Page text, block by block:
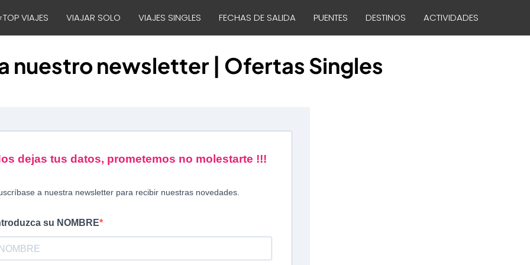
VIAJES VIAJAR SOLO VIAJES SINGLES FECHAS DE SALIDA PUENTES DESTINOS ACTIVIDADES
nuestro newsletter | Ofertas Singles